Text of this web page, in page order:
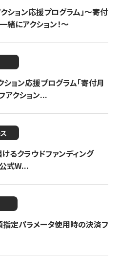
ション応援プログラム」〜寄付
緒にアクション！〜
ション応援プログラム「寄付月
アクション...
るクラウドファンディング
式W...
指定パラメータ使用時の決済フ